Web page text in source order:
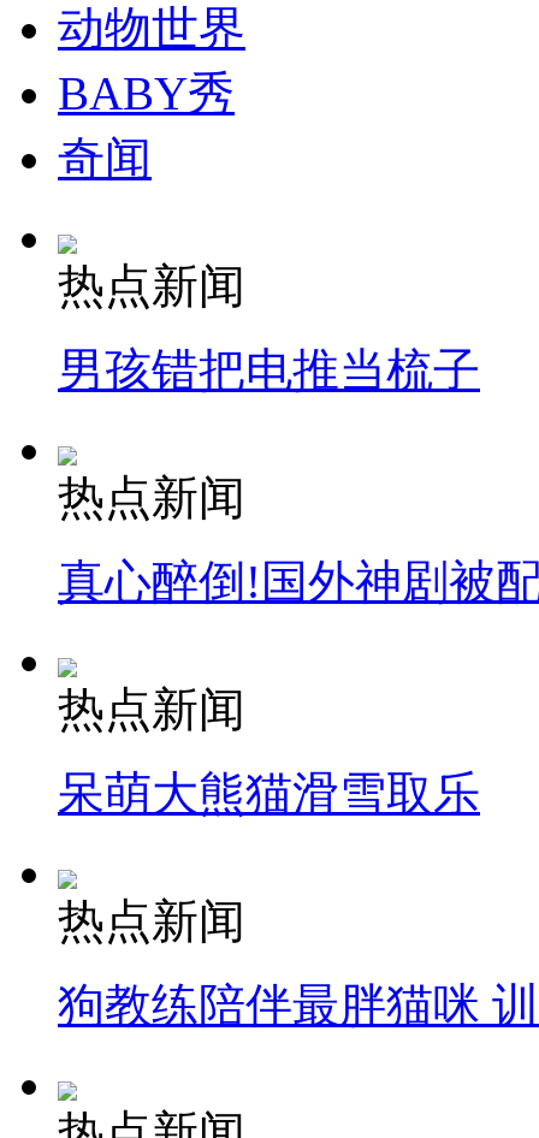
司机酒驾遇交警 急速倒车逃窜
动物世界
BABY秀
奇闻
热点新闻
男孩错把电推当梳子
热点新闻
真心醉倒!国外神剧被
热点新闻
呆萌大熊猫滑雪取乐
热点新闻
狗教练陪伴最胖猫咪